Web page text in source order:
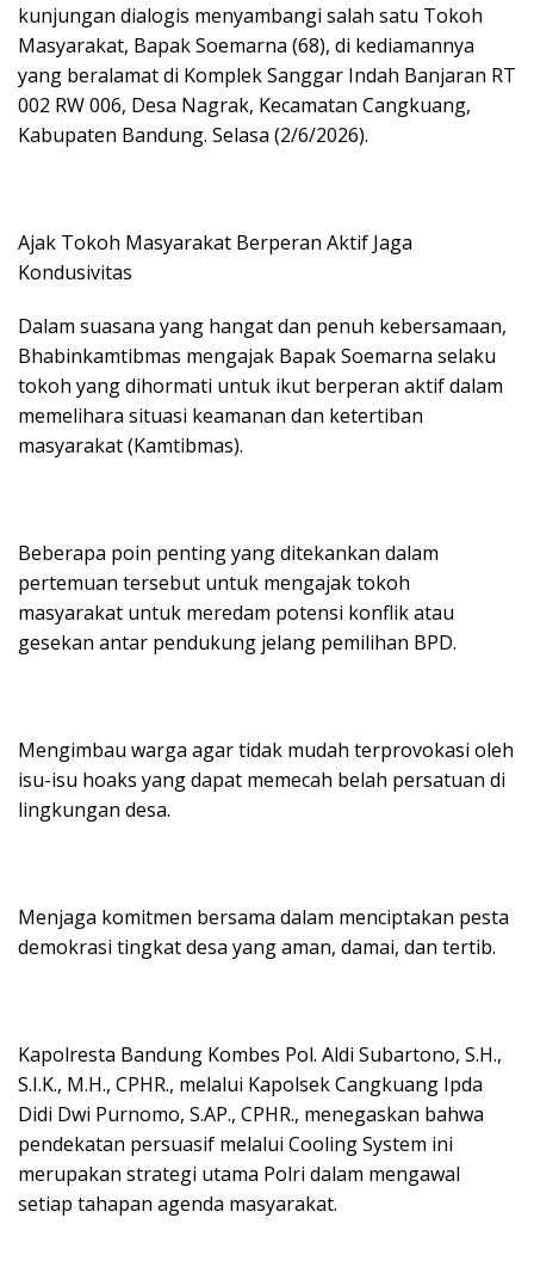
kunjungan dialogis menyambangi salah satu Tokoh
Masyarakat, Bapak Soemarna (68), di kediamannya
yang beralamat di Komplek Sanggar Indah Banjaran RT
002 RW 006, Desa Nagrak, Kecamatan Cangkuang,
Kabupaten Bandung. Selasa (2/6/2026).
Ajak Tokoh Masyarakat Berperan Aktif Jaga
Kondusivitas
Dalam suasana yang hangat dan penuh kebersamaan,
Bhabinkamtibmas mengajak Bapak Soemarna selaku
tokoh yang dihormati untuk ikut berperan aktif dalam
memelihara situasi keamanan dan ketertiban
masyarakat (Kamtibmas).
Beberapa poin penting yang ditekankan dalam
pertemuan tersebut untuk mengajak tokoh
masyarakat untuk meredam potensi konflik atau
gesekan antar pendukung jelang pemilihan BPD.
Mengimbau warga agar tidak mudah terprovokasi oleh
isu-isu hoaks yang dapat memecah belah persatuan di
lingkungan desa.
Menjaga komitmen bersama dalam menciptakan pesta
demokrasi tingkat desa yang aman, damai, dan tertib.
Kapolresta Bandung Kombes Pol. Aldi Subartono, S.H.,
S.I.K., M.H., CPHR., melalui Kapolsek Cangkuang Ipda
Didi Dwi Purnomo, S.AP., CPHR., menegaskan bahwa
pendekatan persuasif melalui Cooling System ini
merupakan strategi utama Polri dalam mengawal
setiap tahapan agenda masyarakat.